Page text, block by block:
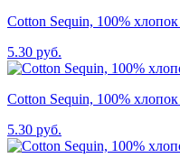
Cotton Sequin, 100%
5.30 руб.
Cotton Sequin, 100%
5.30 руб.